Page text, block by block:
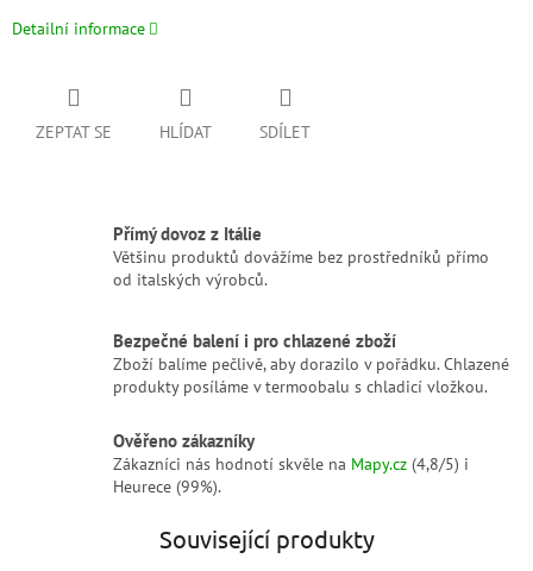
Detailní informace
ZEPTAT SE HLÍDAT SDÍLET
Přímý dovoz z Itálie
Většinu produktů dovážíme bez prostředníků přímo
od italských výrobců.
Bezpečné balení i pro chlazené zboží
Zboží balíme pečlivě, aby dorazilo v pořádku. Chlazené
produkty posíláme v termoobalu s chladicí vložkou.
Ověřeno zákazníky
Zákazníci nás hodnotí skvěle na Mapy.cz (4,8/5) i
Heurece (99%).
Související produkty